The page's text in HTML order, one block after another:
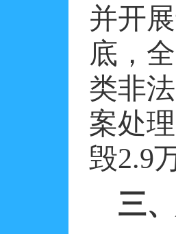
并开
底，
类非
案处理
毁2.9
三